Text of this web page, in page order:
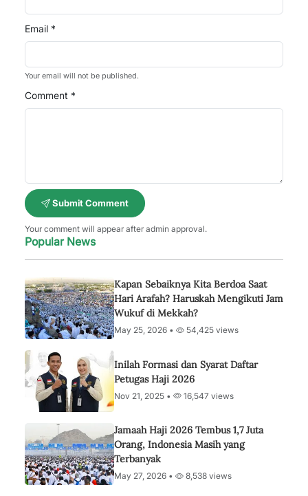
Email *
Your email will not be published.
Comment *
Submit Comment
Your comment will appear after admin approval.
Popular News
Kapan Sebaiknya Kita Berdoa Saat
Hari Arafah? Haruskah Mengikuti Jam
Wukuf di Mekkah?
May 25, 2026 • 54,425 views
Inilah Formasi dan Syarat Daftar
Petugas Haji 2026
Nov 21, 2025 • 16,547 views
Jamaah Haji 2026 Tembus 1,7 Juta
Orang, Indonesia Masih yang
Terbanyak
May 27, 2026 • 8,538 views